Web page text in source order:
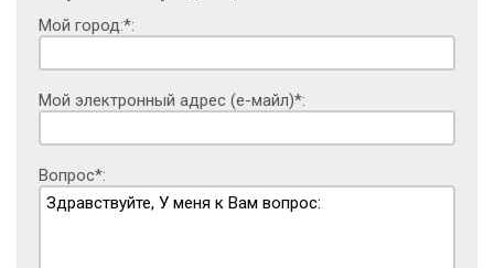
Мой город:*:
Мой электронный адрес (е-майл)*:
Вопрос*: